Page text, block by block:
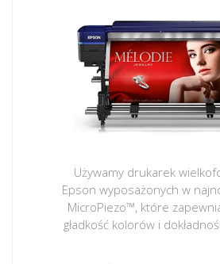
Używamy drukarek
Epson wyposażonych w
MicroPiezo™, które
gładkość kolorów i